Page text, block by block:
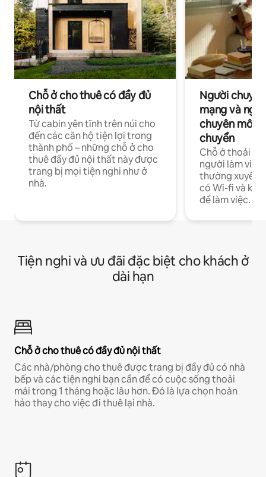
Chỗ ở cho thuê có đầy đủ
nội thất
Từ cabin yên tĩnh trên núi cho
đến các căn hộ tiện lợi trong
thành phố – những chỗ ở cho
thuê đầy đủ nội thất này được
trang bị mọi tiện nghi như ở
nhà.
Người
mạng và
chuyên môn
chuyển
Chỗ ở thoải
người làm việc
thường xuyên
có Wi-fi và
để làm việc.
Tiện nghi và ưu đãi đặc biệt cho khách ở
dài hạn
Chỗ ở cho thuê có đầy đủ nội thất
Các nhà/phòng cho thuê được trang bị đầy đủ có nhà
bếp và các tiện nghi bạn cần để có cuộc sống thoải
mái trong 1 tháng hoặc lâu hơn. Đó là lựa chọn hoàn
hảo thay cho việc đi thuê lại nhà.